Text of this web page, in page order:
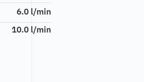
6.0 l/min
10.0 l/min